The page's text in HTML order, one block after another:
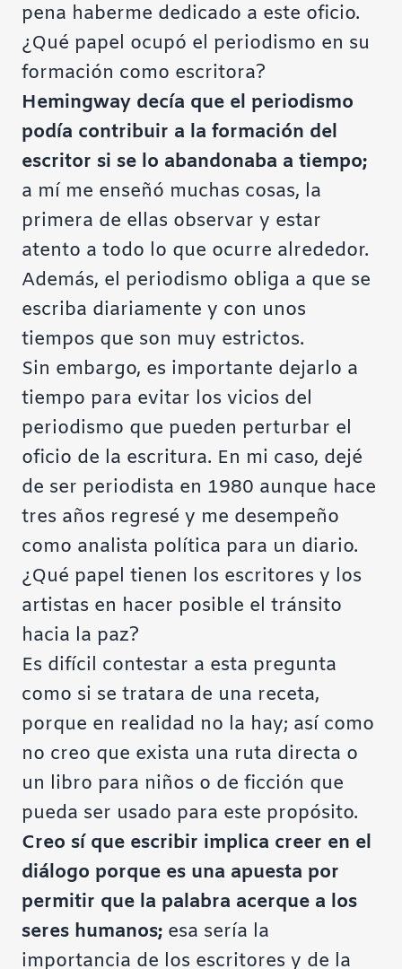
pena haberme dedicado a este oficio.
¿Qué papel ocupó el periodismo en su
formación como escritora?
Hemingway decía que el periodismo
podía contribuir a la formación del
escritor si se lo abandonaba a tiempo;
a mí me enseñó muchas cosas, la
primera de ellas observar y estar
atento a todo lo que ocurre alrededor.
Además, el periodismo obliga a que se
escriba diariamente y con unos
tiempos que son muy estrictos.
Sin embargo, es importante dejarlo a
tiempo para evitar los vicios del
periodismo que pueden perturbar el
oficio de la escritura. En mi caso, dejé
de ser periodista en 1980 aunque hace
tres años regresé y me desempeño
como analista política para un diario.
¿Qué papel tienen los escritores y los
artistas en hacer posible el tránsito
hacia la paz?
Es difícil contestar a esta pregunta
como si se tratara de una receta,
porque en realidad no la hay; así como
no creo que exista una ruta directa o
un libro para niños o de ficción que
pueda ser usado para este propósito.
Creo sí que escribir implica creer en el
diálogo porque es una apuesta por
permitir que la palabra acerque a los
seres humanos; esa sería la
importancia de los escritores y de la